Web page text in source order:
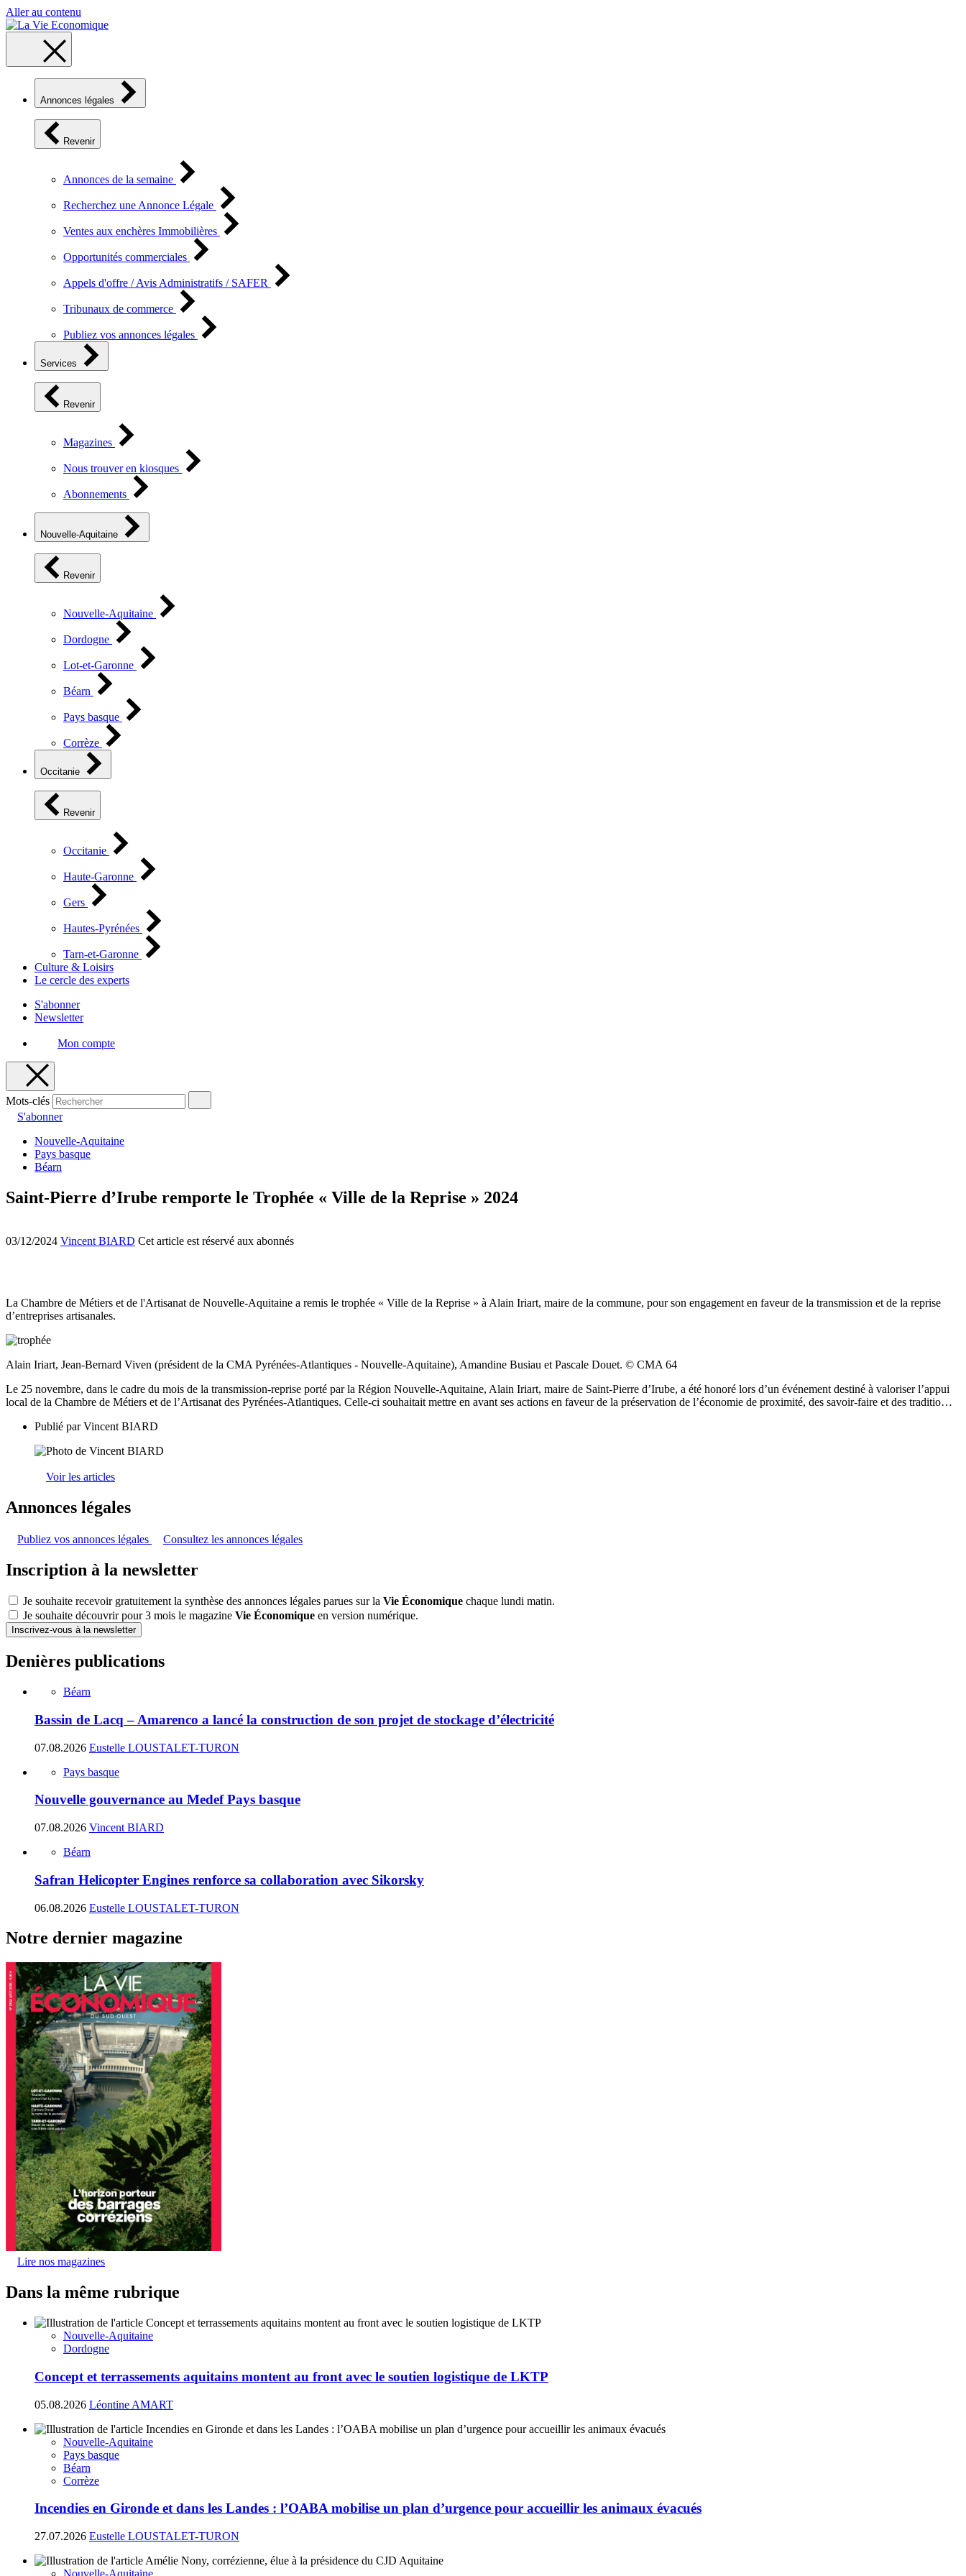
Aller au contenu
Annonces légales
Revenir
Annonces de la semaine
Recherchez une Annonce Légale
Ventes aux enchères Immobilières
Opportunités commerciales
Appels d'offre / Avis Administratifs / SAFER
Tribunaux de commerce
Publiez vos annonces légales
Services
Revenir
Magazines
Nous trouver en kiosques
Abonnements
Nouvelle-Aquitaine
Revenir
Nouvelle-Aquitaine
Dordogne
Lot-et-Garonne
Béarn
Pays basque
Corrèze
Occitanie
Revenir
Occitanie
Haute-Garonne
Gers
Hautes-Pyrénées
Tarn-et-Garonne
Culture & Loisirs
Le cercle des experts
S'abonner
Newsletter
Mon compte
Mots-clés
S'abonner
Nouvelle-Aquitaine
Pays basque
Béarn
Saint-Pierre d’Irube remporte le Trophée « Ville de la Reprise » 2024
03/12/2024 Vincent BIARD Cet article est réservé aux abonnés
La Chambre de Métiers et de l'Artisanat de Nouvelle-Aquitaine a remis le trophée « Ville de la Reprise » à Alain Iriart, maire de la commune, pour son engagement en faveur de la transmission et de la reprise
d’entreprises artisanales.
Alain Iriart, Jean-Bernard Viven (président de la CMA Pyrénées-Atlantiques - Nouvelle-Aquitaine), Amandine Busiau et Pascale Douet. © CMA 64
Le 25 novembre, dans le cadre du mois de la transmission-reprise porté par la Région Nouvelle-Aquitaine, Alain Iriart, maire de Saint-Pierre d’Irube, a été honoré lors d’un événement destiné à valoriser l’appui
local de la Chambre de Métiers et de l’Artisanat des Pyrénées-Atlantiques. Celle-ci souhaitait mettre en avant ses actions en faveur de la préservation de l’économie de proximité, des savoir-faire et des traditio…
Publié parVincent BIARD
Voir les articles
Annonces légales
Publiez vos annonces légales Consultez les annonces légales
Inscription à la newsletter
Je souhaite recevoir gratuitement la synthèse des annonces légales parues sur la Vie Économique chaque lundi matin.
Je souhaite découvrir pour 3 mois le magazine Vie Économique en version numérique.
Inscrivez-vous à la newsletter
Denières publications
Béarn
Bassin de Lacq – Amarenco a lancé la construction de son projet de stockage d’électricité
07.08.2026 Eustelle LOUSTALET-TURON
Pays basque
Nouvelle gouvernance au Medef Pays basque
07.08.2026 Vincent BIARD
Béarn
Safran Helicopter Engines renforce sa collaboration avec Sikorsky
06.08.2026 Eustelle LOUSTALET-TURON
Notre dernier magazine
Lire nos magazines
Dans la même rubrique
Nouvelle-Aquitaine
Dordogne
Concept et terrassements aquitains montent au front avec le soutien logistique de LKTP
05.08.2026 Léontine AMART
Nouvelle-Aquitaine
Pays basque
Béarn
Corrèze
Incendies en Gironde et dans les Landes : l’OABA mobilise un plan d’urgence pour accueillir les animaux évacués
27.07.2026 Eustelle LOUSTALET-TURON
Nouvelle-Aquitaine